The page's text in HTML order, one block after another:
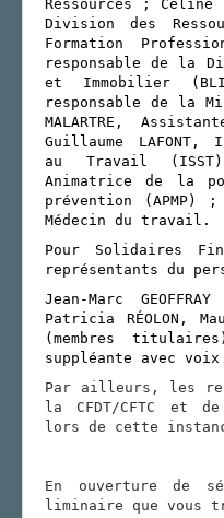
Ressources ; Céline
Division des
Formation
responsable de la
et Immobilier
responsable de la
MALARTRE,
Guillaume
au Travail (ISST);
Animatrice de la
prévention (APMP) ;
Médecin du travail.
Pour Solidaires
représentants du
Jean-Marc
Patricia RÉOLON,
(membres
suppléante avec
Par ailleurs, les
la CFDT/CFTC et
lors de cette
En ouverture de
liminaire que vous